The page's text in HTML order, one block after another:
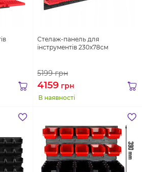
Стелаж-панель для
інструментів 230х78см
5199грн
4159 грн
В наявності